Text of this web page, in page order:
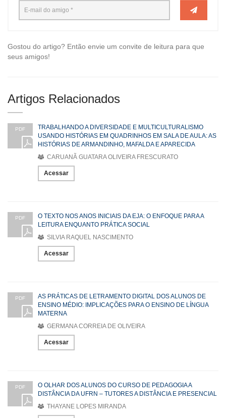
Gostou do artigo? Então envie um convite de leitura para que
seus amigos!
Artigos Relacionados
PDF
TRABALHANDO A DIVERSIDADE E MULTICULTURALISMO
USANDO HISTÓRIAS EM QUADRINHOS EM SALA DE AULA: AS
HISTÓRIAS DE ARMANDINHO, MAFALDA E APARECIDA
CARUANÃ GUATARA OLIVEIRA FRESCURATO
Acessar
PDF
O TEXTO NOS ANOS INICIAIS DA EJA: O ENFOQUE PARA A
LEITURA ENQUANTO PRÁTICA SOCIAL
SILVIA RAQUEL NASCIMENTO
Acessar
PDF
AS PRÁTICAS DE LETRAMENTO DIGITAL DOS ALUNOS DE
ENSINO MÉDIO: IMPLICAÇÕES PARA O ENSINO DE LÍNGUA
MATERNA
GERMANA CORREIA DE OLIVEIRA
Acessar
PDF
O OLHAR DOS ALUNOS DO CURSO DE PEDAGOGIA A
DISTÂNCIA DA UFRN – TUTORES A DISTÂNCIA E PRESENCIAL
THAYANE LOPES MIRANDA